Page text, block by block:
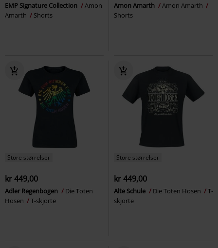
EMP Signature Collection
Amon
Amarth
Shorts
Amon Amarth
Amon Amarth
Shorts
Store størrelser
kr 449,00
Adler Regenbogen
Die Toten
Hosen
T-skjorte
Store størrelser
kr 449,00
Alte Schule Die Toten Hosen
T-
skjorte